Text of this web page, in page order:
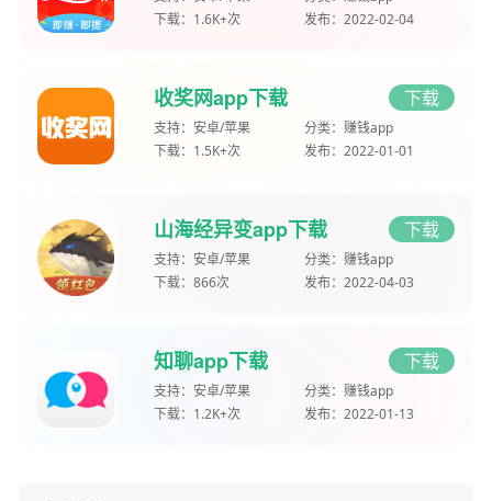
下载： 1.6K+次 发布： 2022-02-04
收奖网app下载 下载
支持： 安卓/苹果 分类： 赚钱app
下载： 1.5K+次 发布： 2022-01-01
山海经异变app下载 下载
支持： 安卓/苹果 分类： 赚钱app
下载： 866次 发布： 2022-04-03
知聊app下载 下载
支持： 安卓/苹果 分类： 赚钱app
下载： 1.2K+次 发布： 2022-01-13